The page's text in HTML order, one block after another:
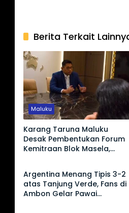
Berita Terkait
Maluku
Karang Taruna Maluku
Desak Pembentukan Forum
Kemitraan Blok Masela,
Olahraga
Argentina Menang Tipis 3-2
atas Tanjung Verde, Fans di
Ambon Gelar Pawai